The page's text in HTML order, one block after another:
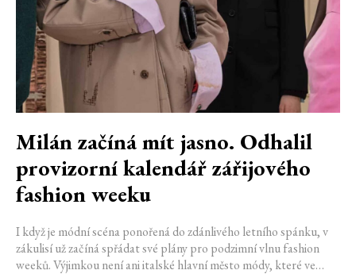
Milán začíná mít jasno. Odhalil
provizorní kalendář zářijového
fashion weeku
I když je módní scéna ponořená do zdánlivého letního spánku, v
zákulisí už začíná spřádat své plány pro podzimní vlnu fashion
weeků. Výjimkou není ani italské hlavní město módy, které ve